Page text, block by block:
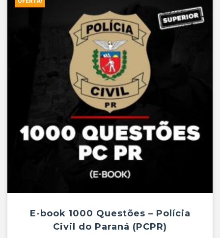
E-book 1000 Questões – Polícia
Civil do Paraná (PCPR)